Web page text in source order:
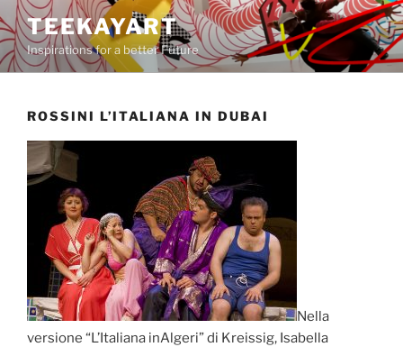
Salta
al
contenuto
TEEKAYART
Inspirations for a better Future
ROSSINI L’ITALIANA IN DUBAI
Nella
versione “L’Italiana inAlgeri” di Kreissig, Isabella